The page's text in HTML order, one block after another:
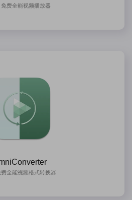
免费全能视频播放器
费全能视频格式转换器